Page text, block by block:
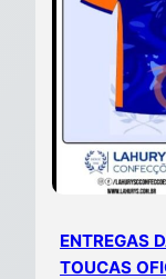
ENTREGAS
TOUCAS